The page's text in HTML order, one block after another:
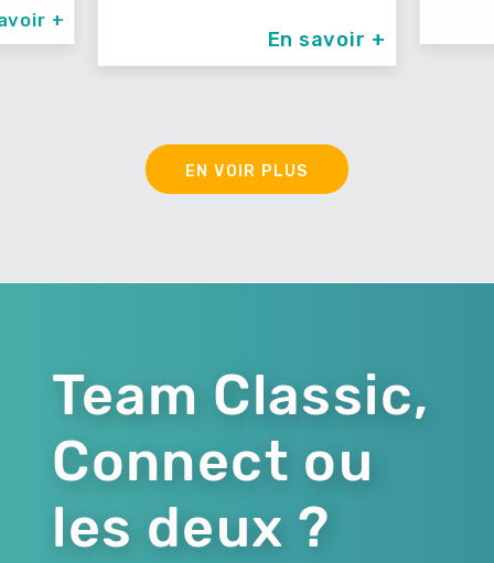
+
En savoir +
EN VOIR PLUS
Team Classic,
Connect ou
les deux ?